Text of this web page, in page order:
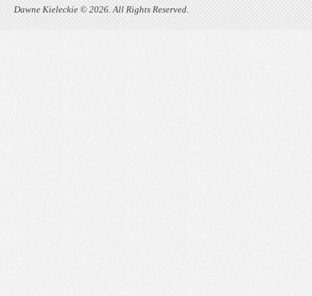
Dawne Kieleckie © 2026. All Rights Reserved.